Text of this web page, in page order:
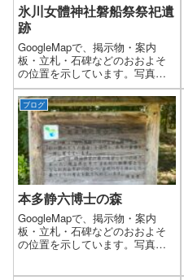
氷川女體神社磐船祭祭祀遺
跡
GoogleMapで、掲示物・案内
板・立札・石碑などのおおよそ
の位置を示しています。写真の
撮影及び文字起しをした日：
2024年（令和6年）8月文字起こ
し内容さいたま市指定史跡氷川
女體神社磐船祭祭祀遺跡（ひか
わにょたいじんじゃいわふねま
つりさいしいせき）昭和五四年
三月二九日指定氷川女體神社で
は、かつて御船祭と呼ばれる祭
礼がおこなわれていました。こ
れは、毎年あるいは隔年の九月
八日に御座船に乗せられた神...
ブログ
本多静六博士の森
GoogleMapで、掲示物・案内
板・立札・石碑などのおおよそ
の位置を示しています。写真の